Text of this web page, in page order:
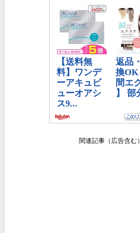
関連記事（広告含む）